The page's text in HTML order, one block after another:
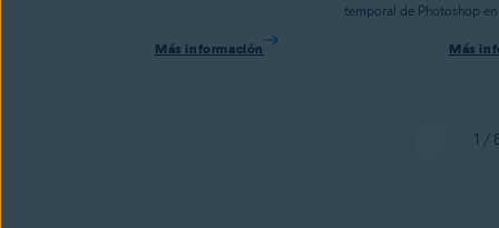
Más información
temporal de Photoshop
Más
1 /